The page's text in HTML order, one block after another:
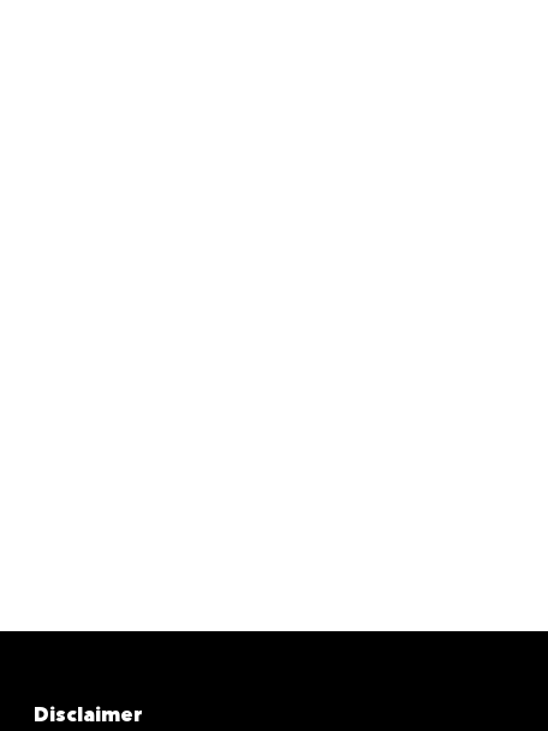
Disclaimer